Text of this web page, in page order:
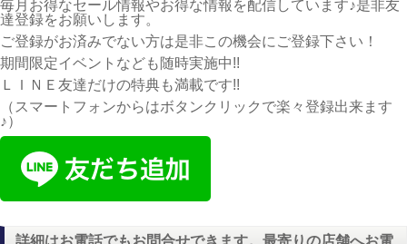
毎月お得なセール情報やお得な情報を配信しています♪是非友
達登録をお願いします。
ご登録がお済みでない方は是非この機会にご登録下さい！
期間限定イベントなども随時実施中!!
ＬＩＮＥ友達だけの特典も満載です!!
（スマートフォンからはボタンクリックで楽々登録出来ます
♪）